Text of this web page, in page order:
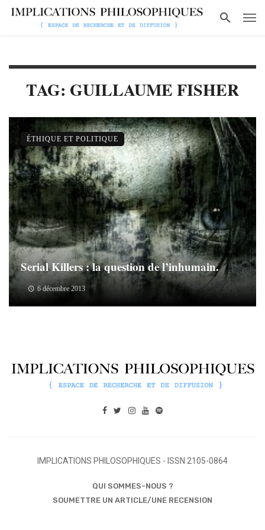
TAG: GUILLAUME FISHER
Serial Killers : la question de l’inhumain.
6 décembre 2013
ÉTHIQUE ET POLITIQUE
IMPLICATIONS PHILOSOPHIQUES - ISSN 2105-0864
QUI SOMMES-NOUS ?
SOUMETTRE UN ARTICLE/UNE RECENSION